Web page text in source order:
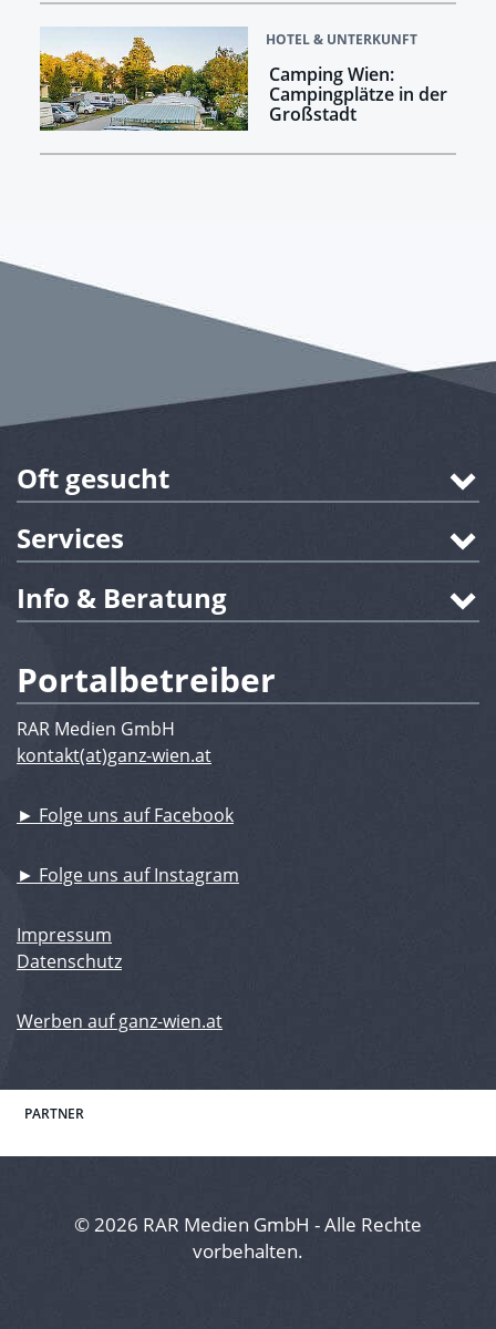
HOTEL & UNTERKUNFT
Camping Wien:
Campingplätze in der
Großstadt
Oft gesucht
Services
Info & Beratung
Portalbetreiber
RAR Medien GmbH
kontakt(at)ganz-wien.at
► Folge uns auf Facebook
► Folge uns auf Instagram
Impressum
Datenschutz
Werben auf ganz-wien.at
PARTNER
© 2026 RAR Medien GmbH - Alle Rechte
vorbehalten.